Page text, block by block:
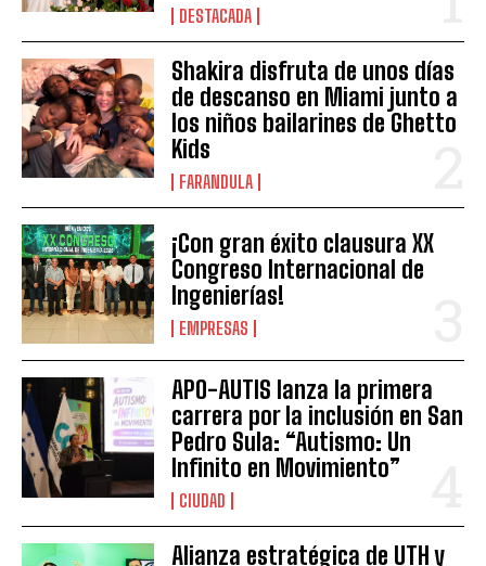
DESTACADA
Shakira disfruta de unos días
de descanso en Miami junto a
los niños bailarines de Ghetto
Kids
FARANDULA
¡Con gran éxito clausura XX
Congreso Internacional de
Ingenierías!
EMPRESAS
APO-AUTIS lanza la primera
carrera por la inclusión en San
Pedro Sula: “Autismo: Un
Infinito en Movimiento”
CIUDAD
Alianza estratégica de UTH y